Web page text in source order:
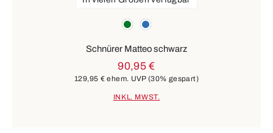
grün blau
Schnürer Matteo schwarz
90,95 €
129,95 € ehem. UVP(30% gespart)
INKL. MWST.